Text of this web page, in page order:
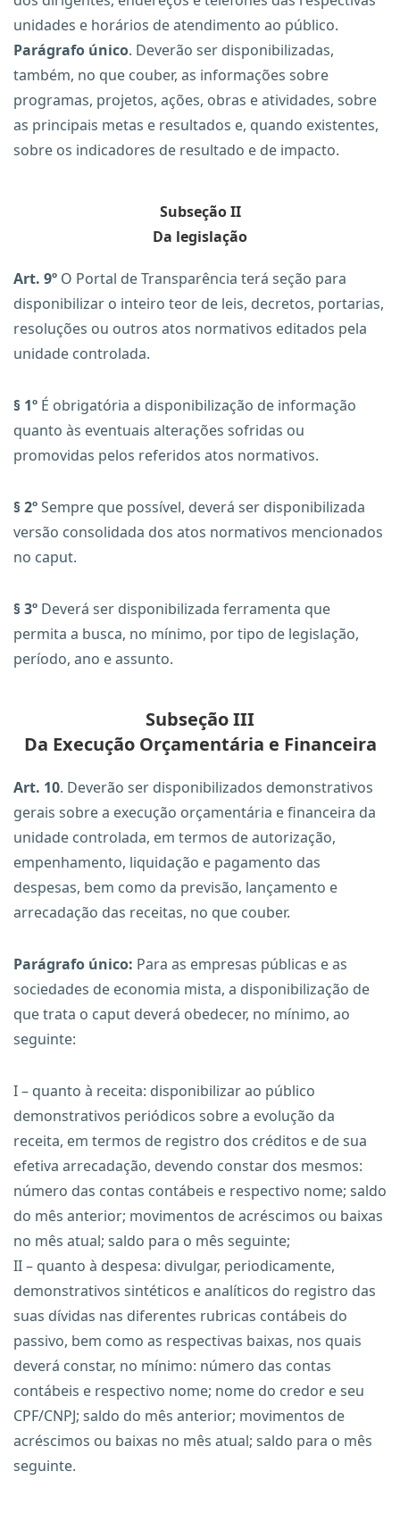
unidades e horários de atendimento ao público.
Parágrafo único. Deverão ser disponibilizadas,
também, no que couber, as informações sobre
programas, projetos, ações, obras e atividades, sobre
as principais metas e resultados e, quando existentes,
sobre os indicadores de resultado e de impacto.
Subseção II
Da legislação
Art. 9º O Portal de Transparência terá seção para
disponibilizar o inteiro teor de leis, decretos, portarias,
resoluções ou outros atos normativos editados pela
unidade controlada.
§ 1º É obrigatória a disponibilização de informação
quanto às eventuais alterações sofridas ou
promovidas pelos referidos atos normativos.
§ 2ºSempre que possível, deverá ser disponibilizada
versão consolidada dos atos normativos mencionados
no caput.
§ 3º Deverá ser disponibilizada ferramenta que
permita a busca, no mínimo, por tipo de legislação,
período, ano e assunto.
Subseção III
Da Execução Orçamentária e Financeira
Art. 10. Deverão ser disponibilizados demonstrativos
gerais sobre a execução orçamentária e financeira da
unidade controlada, em termos de autorização,
empenhamento, liquidação e pagamento das
despesas, bem como da previsão, lançamento e
arrecadação das receitas, no que couber.
Parágrafo único: Para as empresas públicas e as
sociedades de economia mista, a disponibilização de
que trata o caput deverá obedecer, no mínimo, ao
seguinte:
I – quanto à receita: disponibilizar ao público
demonstrativos periódicos sobre a evolução da
receita, em termos de registro dos créditos e de sua
efetiva arrecadação, devendo constar dos mesmos:
número das contas contábeis e respectivo nome; saldo
do mês anterior; movimentos de acréscimos ou baixas
no mês atual; saldo para o mês seguinte;
II – quanto à despesa: divulgar, periodicamente,
demonstrativos sintéticos e analíticos do registro das
suas dívidas nas diferentes rubricas contábeis do
passivo, bem como as respectivas baixas, nos quais
deverá constar, no mínimo: número das contas
contábeis e respectivo nome; nome do credor e seu
CPF/CNPJ; saldo do mês anterior; movimentos de
acréscimos ou baixas no mês atual; saldo para o mês
seguinte.